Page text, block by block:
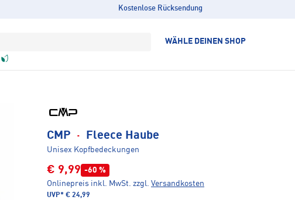
Kostenlose Rücksendung
WÄHLE DEINEN SHOP
CMP · Fleece Haube
Unisex Kopfbedeckungen
€ 9,99 -60 %
Onlinepreis inkl. MwSt.
zzgl. Versandkosten
UVP* € 24,99